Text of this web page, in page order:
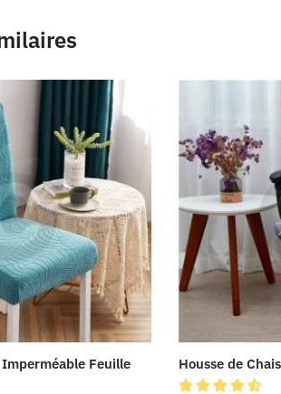
Imperméable Feuille
Housse de